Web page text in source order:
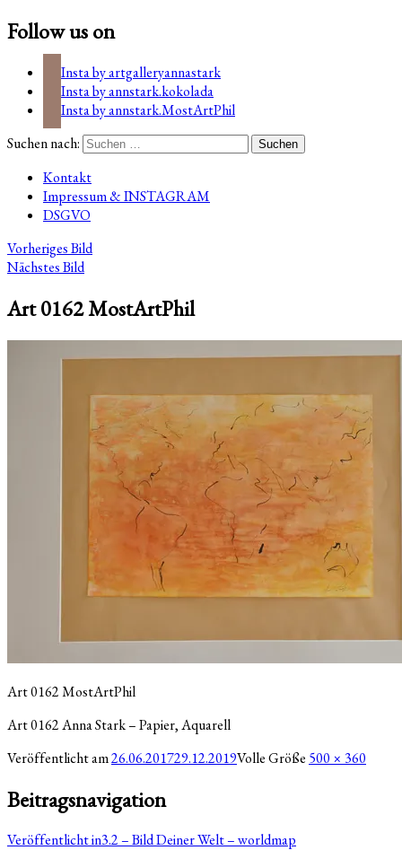
Follow us on
Insta by artgalleryannastark
Insta by annstark.kokolada
Insta by annstark.MostArtPhil
Suchen nach:
Kontakt
Impressum & INSTAGRAM
DSGVO
Vorheriges Bild
Nächstes Bild
Art 0162 MostArtPhil
Art 0162 MostArtPhil
Art 0162 Anna Stark – Papier, Aquarell
Veröffentlicht am26.06.201729.12.2019Volle Größe 500 × 360
Beitragsnavigation
Veröffentlicht in3.2 – Bild Deiner Welt – worldmap